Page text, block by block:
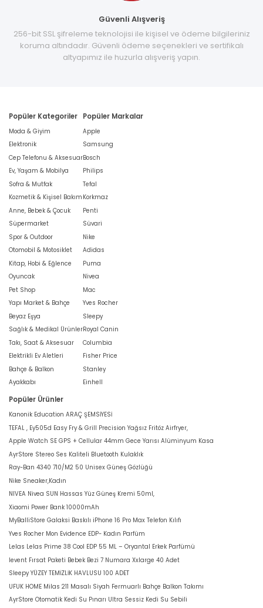
Güvenli Alışveriş
256-bit SSL şifreleme teknolojisi ile kişisel ve ödeme bilgileriniz
koruma altındadır. Güvenli ödeme seçenekleri ve sertifikalı
altyapımız ile huzurla alışveriş yapın.
Popüler Kategoriler
Moda & Giyim
Elektronik
Cep Telefonu & Aksesuar
Ev, Yaşam & Mobilya
Sofra & Mutfak
Kozmetik & Kişisel Bakım
Anne, Bebek & Çocuk
Süpermarket
Spor & Outdoor
Otomobil & Motosiklet
Kitap, Hobi & Eğlence
Oyuncak
Pet Shop
Yapı Market & Bahçe
Beyaz Eşya
Sağlık & Medikal Ürünler
Takı, Saat & Aksesuar
Elektrikli Ev Aletleri
Bahçe & Balkon
Ayakkabı
Popüler Markalar
Apple
Samsung
Bosch
Philips
Tefal
Korkmaz
Penti
Süvari
Nike
Adidas
Puma
Nivea
Mac
Yves Rocher
Sleepy
Royal Canin
Columbia
Fisher Price
Stanley
Einhell
Popüler Ürünler
Kanonik Education ARAÇ ŞEMSİYESİ
TEFAL , Ey505d Easy Fry & Grill Precision Yağsız Fritöz Airfryer,
Apple Watch SE GPS + Cellular 44mm Gece Yarısı Alüminyum Kasa
AyrStore Stereo Ses Kaliteli Bluetooth Kulaklık
Ray-Ban 4340 710/M2 50 Unisex Güneş Gözlüğü
Nike Sneaker,Kadın
NIVEA Nivea SUN Hassas Yüz Güneş Kremi 50ml,
Xiaomi Power Bank 10000mAh
MyBalliStore Galaksi Baskılı iPhone 16 Pro Max Telefon Kılıfı
Yves Rocher Mon Evidence EDP- Kadın Parfüm
Lelas Lelas Prime 38 Cool EDP 55 ML – Oryantal Erkek Parfümü
levent Fırsat Paketi Bebek Bezi 7 Numara Xxlarge 40 Adet
Sleepy YÜZEY TEMİZLİK HAVLUSU 100 ADET
UFUK HOME Milas 211 Masalı Siyah Fermuarlı Bahçe Balkon Takımı
AyrStore Otomatik Kedi Su Pınarı Ultra Sessiz Kedi Su Sebili